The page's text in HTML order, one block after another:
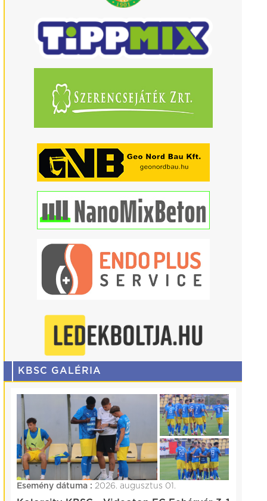
KBSC GALÉRIA
Esemény dátuma : 2026. augusztus 01.